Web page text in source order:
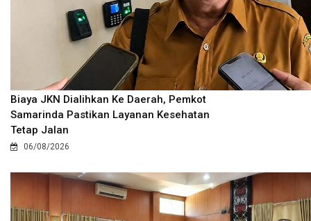
Biaya JKN Dialihkan Ke Daerah, Pemkot
Samarinda Pastikan Layanan Kesehatan
Tetap Jalan
06/08/2026